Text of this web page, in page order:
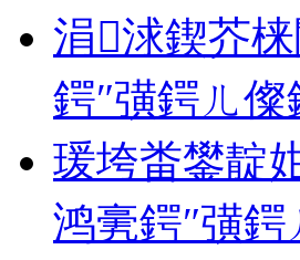
涓浗鍥芥
鍔″彉鍔ㄦ
瑗垮畨鐢靛
鸿亴鍔″彉